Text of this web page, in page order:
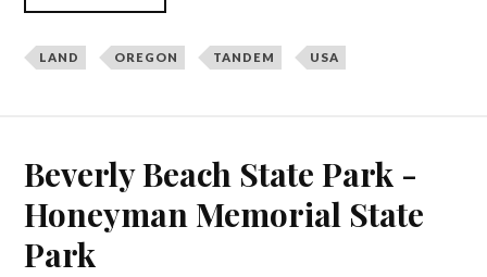
LAND OREGON TANDEM USA
Beverly Beach State Park -
Honeyman Memorial State
Park